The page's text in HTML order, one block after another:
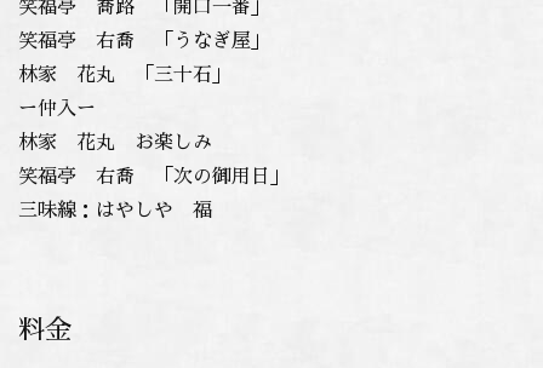
笑福亭 喬路 「開口一番」
笑福亭 右喬 「うなぎ屋」
林家 花丸 「三十石」
ー仲入ー
林家 花丸 お楽しみ
笑福亭 右喬 「次の御用日」
三味線：はやしや 福
料金